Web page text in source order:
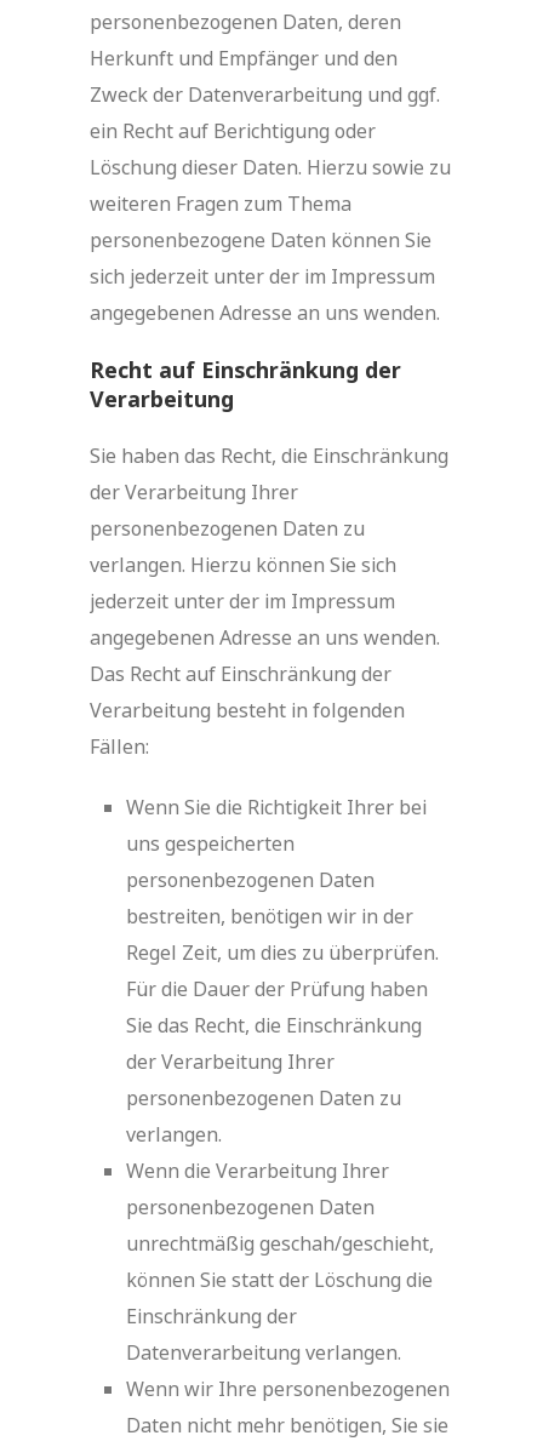
personenbezogenen Daten, deren
Herkunft und Empfänger und den
Zweck der Datenverarbeitung und ggf.
ein Recht auf Berichtigung oder
Löschung dieser Daten. Hierzu sowie zu
weiteren Fragen zum Thema
personenbezogene Daten können Sie
sich jederzeit unter der im Impressum
angegebenen Adresse an uns wenden.
Recht auf Einschränkung der
Verarbeitung
Sie haben das Recht, die Einschränkung
der Verarbeitung Ihrer
personenbezogenen Daten zu
verlangen. Hierzu können Sie sich
jederzeit unter der im Impressum
angegebenen Adresse an uns wenden.
Das Recht auf Einschränkung der
Verarbeitung besteht in folgenden
Fällen:
Wenn Sie die Richtigkeit Ihrer bei
uns gespeicherten
personenbezogenen Daten
bestreiten, benötigen wir in der
Regel Zeit, um dies zu überprüfen.
Für die Dauer der Prüfung haben
Sie das Recht, die Einschränkung
der Verarbeitung Ihrer
personenbezogenen Daten zu
verlangen.
Wenn die Verarbeitung Ihrer
personenbezogenen Daten
unrechtmäßig geschah/geschieht,
können Sie statt der Löschung die
Einschränkung der
Datenverarbeitung verlangen.
Wenn wir Ihre personenbezogenen
Daten nicht mehr benötigen, Sie sie